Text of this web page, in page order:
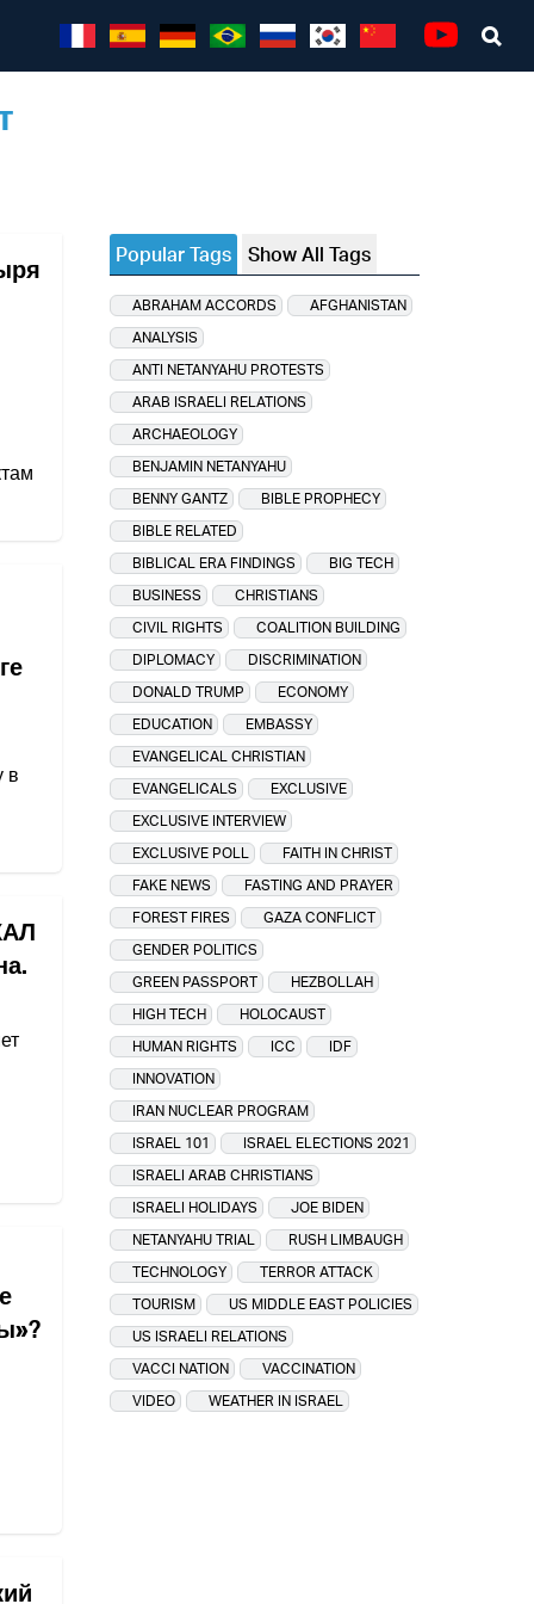
в
Popular Tags Show All Tags
ABRAHAM ACCORDS
AFGHANISTAN
ANALYSIS
ANTI NETANYAHU PROTESTS
ARAB ISRAELI RELATIONS
ARCHAEOLOGY
BENJAMIN NETANYAHU
BENNY GANTZ
BIBLE PROPHECY
BIBLE RELATED
BIBLICAL ERA FINDINGS
BIG TECH
BUSINESS
CHRISTIANS
CIVIL RIGHTS
COALITION BUILDING
DIPLOMACY
DISCRIMINATION
DONALD TRUMP
ECONOMY
EDUCATION
EMBASSY
EVANGELICAL CHRISTIAN
EVANGELICALS
EXCLUSIVE
EXCLUSIVE INTERVIEW
EXCLUSIVE POLL
FAITH IN CHRIST
FAKE NEWS
FASTING AND PRAYER
FOREST FIRES
GAZA CONFLICT
GENDER POLITICS
GREEN PASSPORT
HEZBOLLAH
HIGH TECH
HOLOCAUST
HUMAN RIGHTS
ICC
IDF
INNOVATION
IRAN NUCLEAR PROGRAM
ISRAEL 101
ISRAEL ELECTIONS 2021
ISRAELI ARAB CHRISTIANS
ISRAELI HOLIDAYS
JOE BIDEN
NETANYAHU TRIAL
RUSH LIMBAUGH
TECHNOLOGY
TERROR ATTACK
TOURISM
US MIDDLE EAST POLICIES
US ISRAELI RELATIONS
VACCI NATION
VACCINATION
VIDEO
WEATHER IN ISRAEL